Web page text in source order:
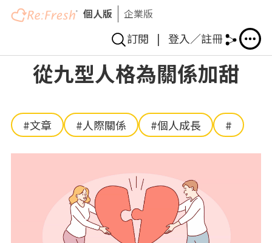
移
個人版 企業版
訂閱 | 登入／註冊
從九型人格為關係加甜
#文章 #人際關係 #個人成長 #